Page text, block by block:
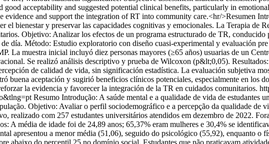
good acceptability and suggested potential clinical benefits, particularly in
evidence and support the integration of RT into community care.<hr/>Resumen
el bienestar y preservar las capacidades cognitivas y emocionales. La Terapia de
Objetivo: Analizar los efectos de un programa estructurado de TR,
día. Método: Estudio exploratorio con diseño cuasi-experimental y evaluación
La muestra inicial incluyó diez personas mayores (≥65 años) usuarias de un
Se realizó análisis descriptivo y prueba de Wilcoxon (p&lt;0,05).
de calidad de vida, sin significación estadística. La evaluación subjetiva
buena aceptación y sugirió beneficios clínicos potenciales, especialmente en los
la evidencia y favorecer la integración de la TR en cuidados comunitarios.
Resumo Introdução: A saúde mental e a qualidade de vida de estudantes
Objetivo: Avaliar o perfil sociodemográfico e a percepção da qualidade de
realizado com 257 estudantes universitários atendidos em dezembro de 2022.
A média de idade foi de 24,89 anos; 65,37% eram mulheres e 30,4% se
apresentou a menor média (51,06), seguido do psicológico (55,92), enquanto o
abaixo do percentil 25 no domínio social. Estudantes que não praticavam